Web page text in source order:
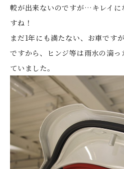
較が出来ないのですが…キレイに
すね！
まだ1年にも満たない、お車です
ですから、ヒンジ等は雨水の滴っ
ていました。